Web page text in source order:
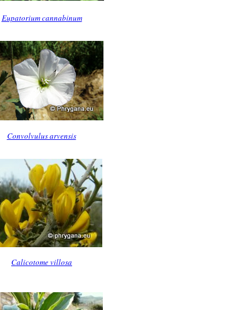
Eupatorium cannabinum
Convolvulus arvensis
Calicotome villosa